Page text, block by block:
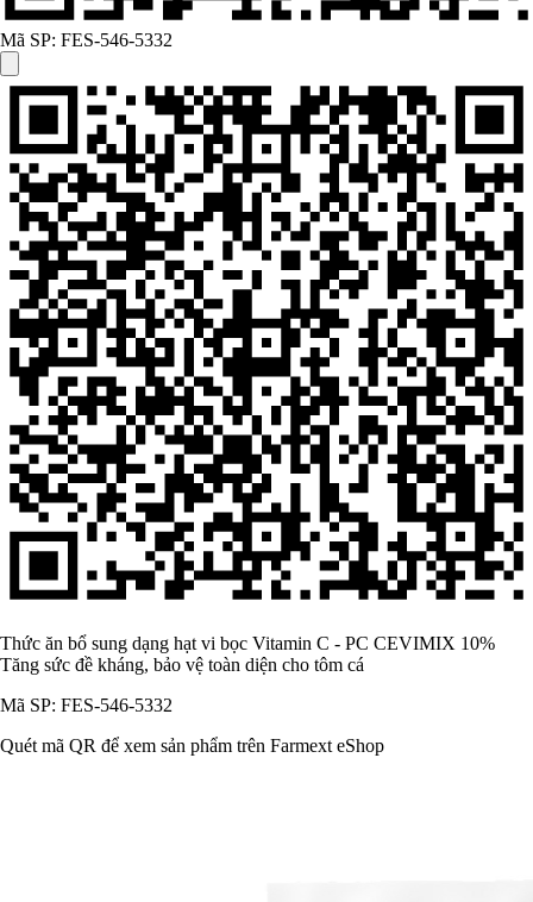
Mã SP: FES-546-5332
Thức ăn bổ sung dạng hạt vi bọc Vitamin C - PC CEVIMIX 10%
Tăng sức đề kháng, bảo vệ toàn diện cho tôm cá
Mã SP: FES-546-5332
Quét mã QR để xem sản phẩm trên Farmext eShop